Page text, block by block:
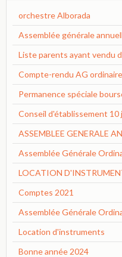
orchestre Alborada
Assemblée générale
Liste parents ayant vendu
Compte-rendu AG
Permanence spéciale
Conseil d'établissement 10
ASSEMBLEE GENERALE
Assemblée Générale
LOCATION
Comptes 2021
Assemblée Générale
Location d'instruments
Bonne année 2024